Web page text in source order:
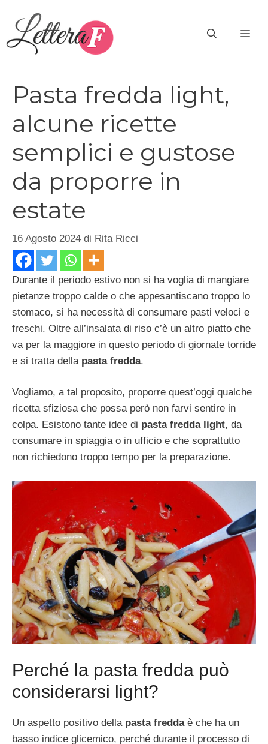
contenuto
Pasta fredda light,
alcune ricette
semplici e gustose
da proporre in
estate
16 Agosto 2024 di Rita Ricci
Durante il periodo estivo non si ha voglia di mangiare
pietanze troppo calde o che appesantiscano troppo lo
stomaco, si ha necessità di consumare pasti veloci e
freschi. Oltre all’insalata di riso c’è un altro piatto che
va per la maggiore in questo periodo di giornate torride
e si tratta della pasta fredda.
Vogliamo, a tal proposito, proporre quest’oggi qualche
ricetta sfiziosa che possa però non farvi sentire in
colpa. Esistono tante idee di pasta fredda light, da
consumare in spiaggia o in ufficio e che soprattutto
non richiedono troppo tempo per la preparazione.
Perché la pasta fredda può
considerarsi light?
Un aspetto positivo della pasta freddaè che ha un
basso indice glicemico, perché durante il processo di